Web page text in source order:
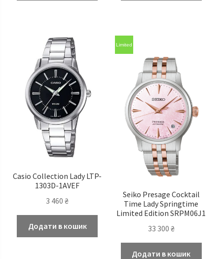
Casio Сollection Lady LTP-
1303D-1AVEF
3 460₴
Додати в кошик
Limited
Seiko Presage Cocktail
Time Lady Springtime
Limited Edition SRPM06J1
33 300 ₴
Додати в кошик